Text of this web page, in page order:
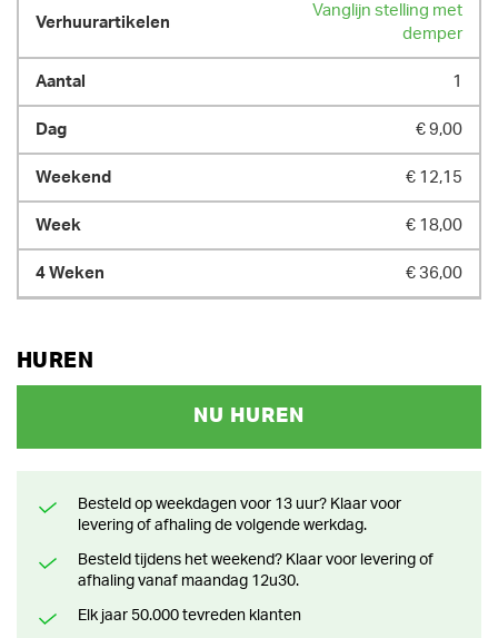
Vanglijn stelling met
demper
1
€ 9,00
€ 12,15
€ 18,00
€ 36,00
HUREN
NU HUREN
Besteld op weekdagen voor 13 uur? Klaar voor
levering of afhaling de volgende werkdag.
Besteld tijdens het weekend? Klaar voor levering of
afhaling vanaf maandag 12u30.
Elk jaar 50.000 tevreden klanten